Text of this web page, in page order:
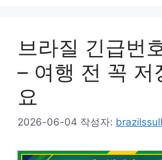
브라질 긴급번
– 여행 전 꼭 저
요
2026-06-04 작성자: